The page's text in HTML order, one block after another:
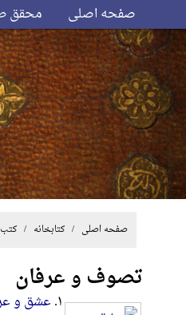
صفحه اصلی محقق
صفحه اصلی / کتابخانه /
تصوف و عرفان
۱. عشق و